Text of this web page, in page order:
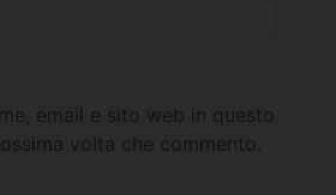
email e sito web in questo
volta che commento.